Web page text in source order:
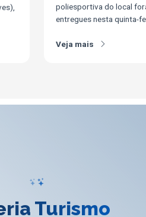
poliesportiva do local
entregues nesta quinta-
Veja mais
Turismo